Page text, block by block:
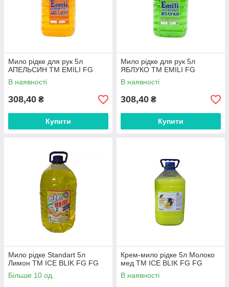
Мило рідке для рук 5л
АПЕЛЬСИН ТМ EMILI FG
В наявності
308,40 ₴
Купити
Мило рідке для рук 5л
ЯБЛУКО ТМ EMILI FG
В наявності
308,40 ₴
Купити
Мило рідке Standart 5л
Лимон ТМ ICE BLIK FG FG
Більше 10 од.
Крем-мило рідке 5л Молоко
мед ТМ ICE BLIK FG FG
В наявності